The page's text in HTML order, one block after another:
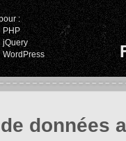
:
PHP
jQuery
WordPress
données